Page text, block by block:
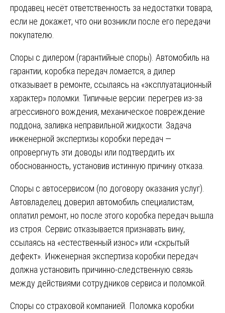
продавец несёт ответственность за недостатки товара,
если не докажет, что они возникли после его передачи
покупателю.
Споры с дилером (гарантийные споры). Автомобиль на
гарантии, коробка передач ломается, а дилер
отказывает в ремонте, ссылаясь на «эксплуатационный
характер» поломки. Типичные версии: перегрев из-за
агрессивного вождения, механическое повреждение
поддона, заливка неправильной жидкости. Задача
инженерной экспертизы коробки передач —
опровергнуть эти доводы или подтвердить их
обоснованность, установив истинную причину отказа.
Споры с автосервисом (по договору оказания услуг).
Автовладелец доверил автомобиль специалистам,
оплатил ремонт, но после этого коробка передач вышла
из строя. Сервис отказывается признавать вину,
ссылаясь на «естественный износ» или «скрытый
дефект». Инженерная экспертиза коробки передач
должна установить причинно-следственную связь
между действиями сотрудников сервиса и поломкой.
Споры со страховой компанией. Поломка коробки